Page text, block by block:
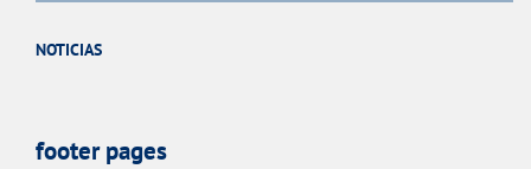
NOTICIAS
footer pages